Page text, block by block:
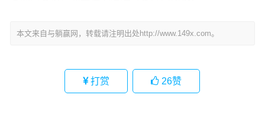
本文来自与躺赢网，转载请注明出处http://www.149x.com。
打赏 26赞